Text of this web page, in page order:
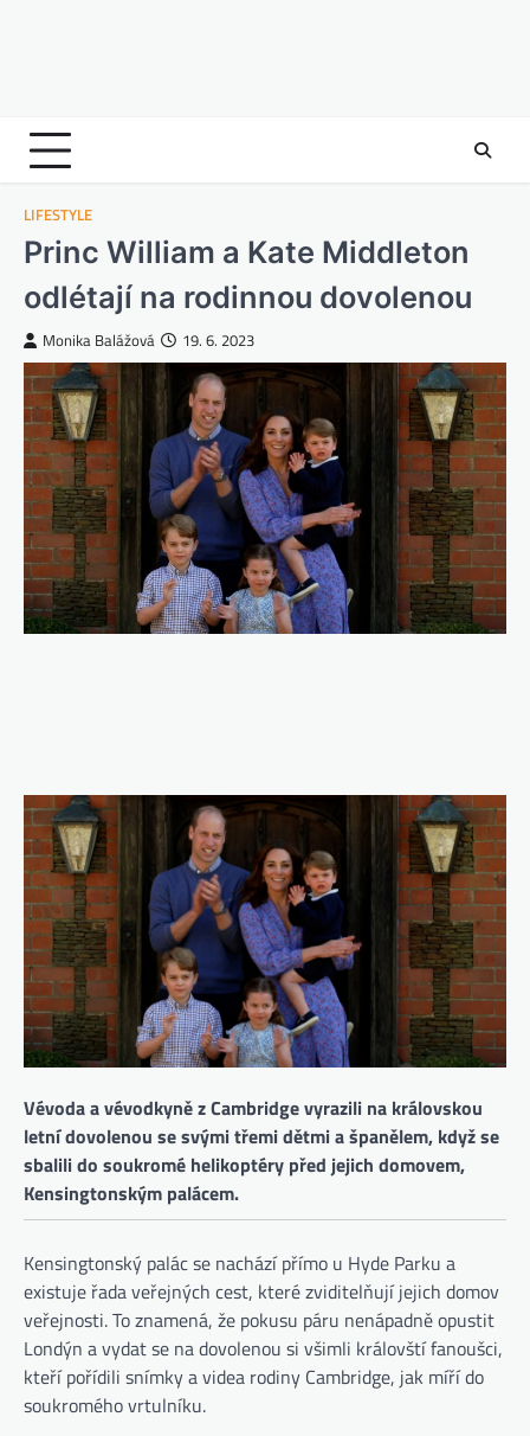
LIFESTYLE
Princ William a Kate Middleton
odlétají na rodinnou dovolenou
Monika Balážová 19. 6. 2023
Vévoda a vévodkyně z Cambridge vyrazili na královskou
letní dovolenou se svými třemi dětmi a španělem, když se
sbalili do soukromé helikoptéry před jejich domovem,
Kensingtonským palácem.
Kensingtonský palác se nachází přímo u Hyde Parku a
existuje řada veřejných cest, které zviditelňují jejich domov
veřejnosti. To znamená, že pokusu páru nenápadně opustit
Londýn a vydat se na dovolenou si všimli královští fanoušci,
kteří pořídili snímky a videa rodiny Cambridge, jak míří do
soukromého vrtulníku.